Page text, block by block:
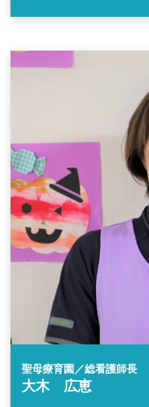
聖母療育園／総看護師長
大木 広恵